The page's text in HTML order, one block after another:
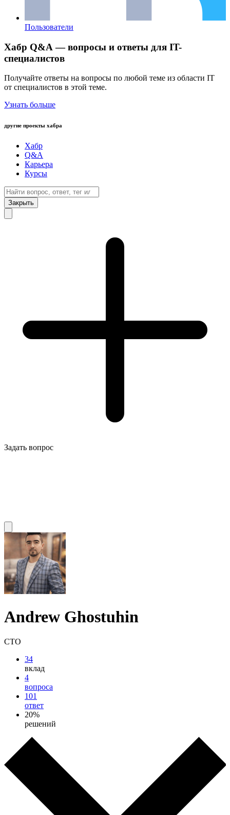
Пользователи
Хабр Q&A — вопросы и ответы для IT-
специалистов
Получайте ответы на вопросы по любой теме из области IT
от специалистов в этой теме.
Узнать больше
другие проекты хабра
Хабр
Q&A
Карьера
Курсы
Закрыть
Задать вопрос
Andrew Ghostuhin
CTO
34
вклад
4
вопроса
101
ответ
20%
решений